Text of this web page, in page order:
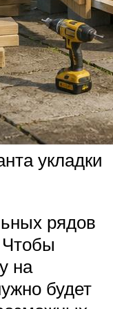
укладки
рядов
Чтобы
на
будет